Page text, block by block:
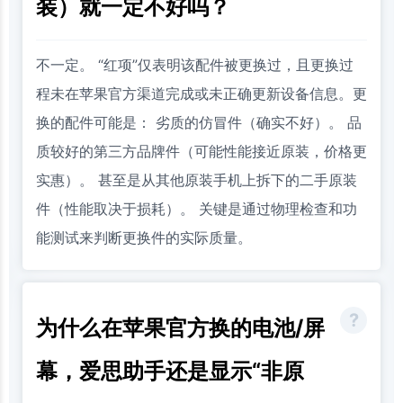
装）就一定不好吗？
不一定。 “红项”仅表明该配件被更换过，且更换过
程未在苹果官方渠道完成或未正确更新设备信息。更
换的配件可能是： 劣质的仿冒件（确实不好）。 品
质较好的第三方品牌件（可能性能接近原装，价格更
实惠）。 甚至是从其他原装手机上拆下的二手原装
件（性能取决于损耗）。 关键是通过物理检查和功
能测试来判断更换件的实际质量。
为什么在苹果官方换的电池/屏
幕，爱思助手还是显示“非原